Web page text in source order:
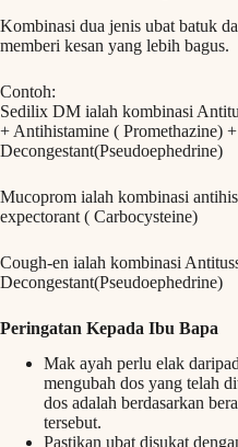
Kombinasi dua jenis ubat batuk
memberi kesan yang lebih bagus.
Contoh:
Sedilix DM ialah kombinasi
+ Antihistamine ( Promethazine) +
Decongestant(Pseudoephedrine)
Mucoprom ialah kombinasi
expectorant ( Carbocysteine)
Cough-en ialah kombinasi
Decongestant(Pseudoephedrine)
Peringatan Kepada Ibu Bapa
Mak ayah perlu elak
mengubah dos yang telah
dos adalah berdasarkan
tersebut.
Pastikan ubat disukat